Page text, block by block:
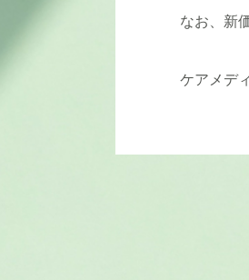
なお、新
ケアメデ